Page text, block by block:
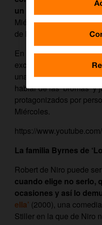
un puntito alocados
Miércoles, criaturas
de lo más raros.
En ‘La familia Addams’
excusa para
una ambientación
hablar de las ‘bromas’
protagonizados por
Miércoles.
https://
La familia Byrnes de
Robert de Niro puede
cuando elige no serlo,
ocasiones y así lo
ella’ (2000), una
Stiller en la que de Niro